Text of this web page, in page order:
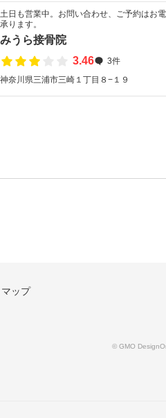
土日も営業中。お問い合わせ、ご予約はお
承ります。
みうら接骨院
3.46
3件
神奈川県三浦市三崎１丁目８−１９
ップ
© GMO